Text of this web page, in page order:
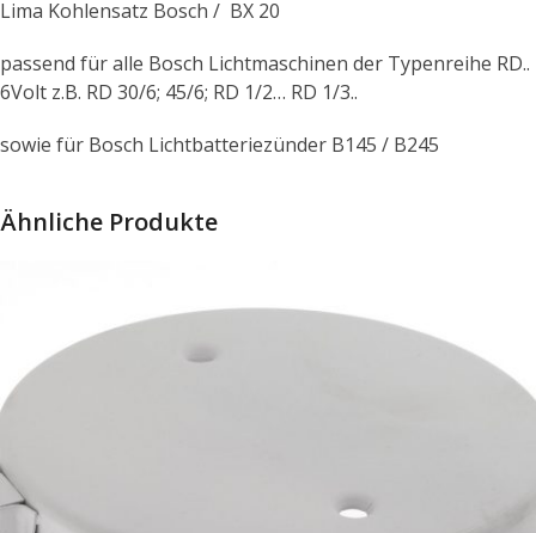
Lima Kohlensatz Bosch / BX 20
passend für alle Bosch Lichtmaschinen der Typenreihe RD..
6Volt z.B. RD 30/6; 45/6; RD 1/2… RD 1/3..
sowie für Bosch Lichtbatteriezünder B145 / B245
Ähnliche Produkte